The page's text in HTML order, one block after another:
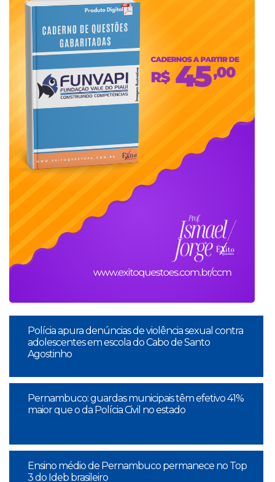
Polícia apura denúncias de violência sexual contra
adolescentes em escola do Cabo de Santo
Agostinho
Pernambuco: guardas municipais têm efetivo 41%
maior que o da Polícia Civil no estado
Ensino médio de Pernambuco permanece no Top
3 do Ideb brasileiro